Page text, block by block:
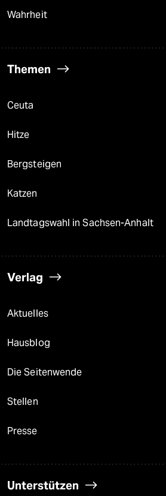
Wahrheit
Themen
Ceuta
Hitze
Bergsteigen
Katzen
Landtagswahl in Sachsen-Anhalt
Verlag
Aktuelles
Hausblog
Die Seitenwende
Stellen
Presse
Unterstützen